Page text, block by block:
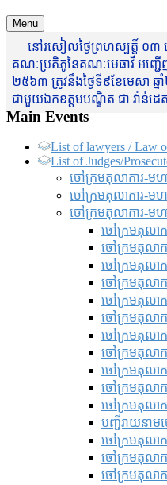
Menu
នៅរសៀលថ្ងៃព្រហស្បត្តិ៍ ០៣ រោ
គណៈប្រតិភូនៃគណៈមេធាវី អញ្ជើ
២៥៦៣ ត្រូវនឹងថ្ងៃទី៩ខែមេសា ឆ្
ជាមួយឯកឧត្តមបណ្ឌិត ជា វ៉ាន់
Main Events
List of lawyers / Law
List of Judges/
ចៅក្រមតុលាការ-ម
ចៅក្រមតុលាការ-ម
ចៅក្រមតុលាការ-មហ
ចៅក្រមតុលាក
ចៅក្រមតុលាក
ចៅក្រមតុលាក
ចៅក្រមតុលាក
ចៅក្រមតុលា
ចៅក្រមតុលាក
ចៅក្រមតុលាក
ចៅក្រមតុលាក
ចៅក្រមតុលាក
ចៅក្រមតុលាកា
ចៅក្រមតុលាក
បញ្ជីរាយនាម
ចៅក្រមតុលាក
ចៅក្រមតុលាកា
ចៅក្រមតុលាកា